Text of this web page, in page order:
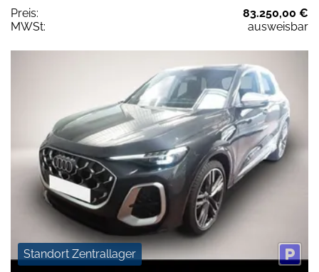
Preis:
83.250,00 €
MWSt:
ausweisbar
Standort Zentrallager